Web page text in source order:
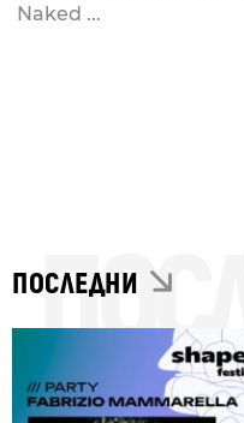
Naked ...
ПОСЛЕДНИ